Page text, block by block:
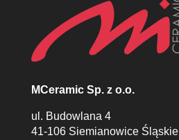
MCeramic Sp. z o.o.
ul. Budowlana 4
41-106 Siemianowice Śląskie